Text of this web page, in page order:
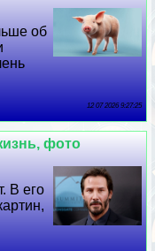
об
12 07 2026 9:27:25
фото
В его